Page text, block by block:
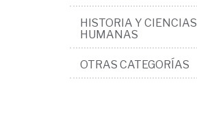
HISTORIA Y CIENCIAS
HUMANAS
OTRAS CATEGORÍAS